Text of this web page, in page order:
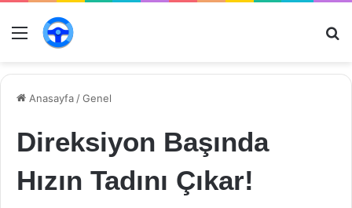
Menü
Anasayfa /Genel
Direksiyon Başında
Hızın Tadını Çıkar!